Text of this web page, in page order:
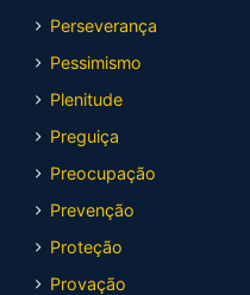
Perseverança
Pessimismo
Plenitude
Preguiça
Preocupação
Prevenção
Proteção
Provação